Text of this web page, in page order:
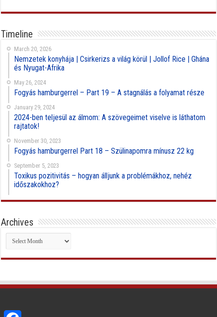
Timeline
March 20, 2026
Nemzetek konyhája | Csirkerizs a világ körül | Jollof Rice | Ghána
és Nyugat-Afrika
May 26, 2024
Fogyás hamburgerrel – Part 19 – A stagnálás a folyamat része
January 29, 2024
2024-ben teljesül az álmom: A szövegeimet viselve is láthatom
rajtatok!
November 30, 2023
Fogyás hamburgerrel Part 18 – Szülinapomra mínusz 22 kg
September 5, 2023
Toxikus pozitivitás – hogyan álljunk a problémákhoz, nehéz
időszakokhoz?
Archives
Archives